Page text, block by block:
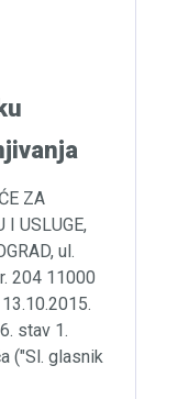
ZA
I USLUGE,
ul.
204 11000
stav 1.
("Sl. glasnik